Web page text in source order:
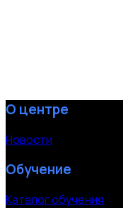
О центре
Новости
Обучение
Каталог обучения